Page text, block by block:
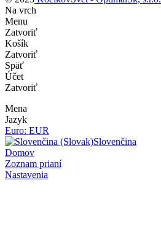
Na vrch
Menu
Zatvoriť
Košík
Zatvoriť
Späť
Účet
Zatvoriť
Mena
Jazyk
Euro: EUR
Slovenčina
Domov
Zoznam prianí
Nastavenia